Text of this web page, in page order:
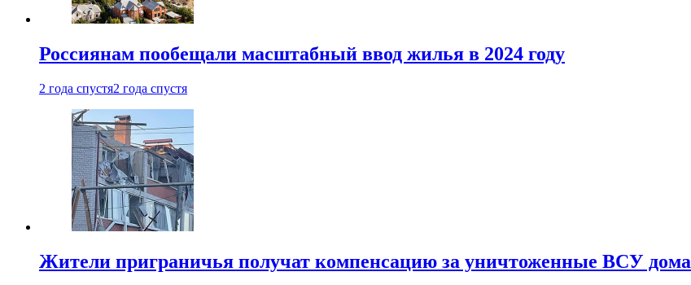
Россиянам пообещали масштабный ввод жилья в 2024 году
2 года спустя2 года спустя
Жители приграничья получат компенсацию за уничтоженные ВСУ дома